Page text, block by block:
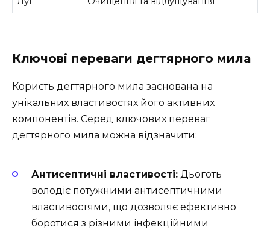
Ключові переваги дегтярного мила
Користь дегтярного мила заснована на
унікальних властивостях його активних
компонентів. Серед ключових переваг
дегтярного мила можна відзначити:
Антисептичні властивості: Дьоготь
володіє потужними антисептичними
властивостями, що дозволяє ефективно
боротися з різними інфекційними